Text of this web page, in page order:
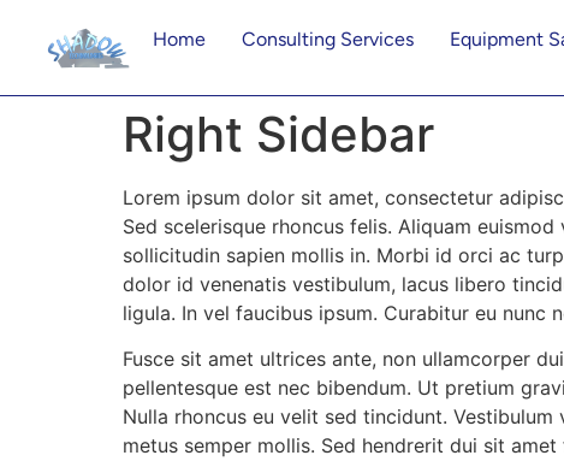
Home Consulting Services Equipment
Right Sidebar
Lorem ipsum dolor sit amet, consectetur
Sed scelerisque rhoncus felis. Aliquam
sollicitudin sapien mollis in. Morbi id orci ac
dolor id venenatis vestibulum, lacus libero
ligula. In vel faucibus ipsum. Curabitur eu nunc
Fusce sit amet ultrices ante, non ullamcorper
pellentesque est nec bibendum. Ut pretium
Nulla rhoncus eu velit sed tincidunt.
metus semper mollis. Sed hendrerit dui sit